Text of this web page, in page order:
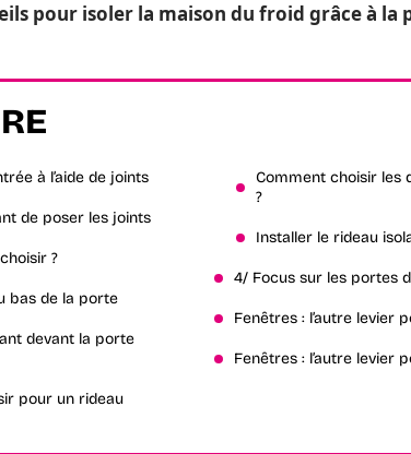
pour isoler la maison du froid grâce à la
à l’aide de joints
de poser les joints
?
bas de la porte
devant la porte
pour un rideau
Comment choisir les
?
Installer le rideau
4/ Focus sur les portes
Fenêtres : l’autre levier
Fenêtres : l’autre levier